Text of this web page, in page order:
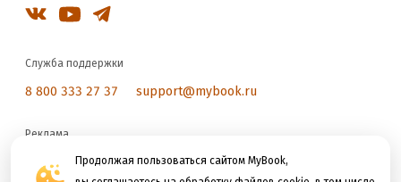
Продолжая пользоваться сайтом MyBook,
Служба поддержки
8 800 333 27 37 support@mybook.ru
Реклама
reklama@litres.ru